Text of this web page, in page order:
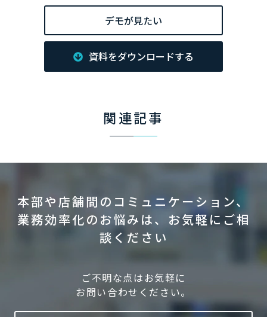
デモが見たい
資料をダウンロードする
関連記事
本部や店舗間のコミュニケーション、
業務効率化のお悩みは、お気軽にご相
談ください
ご不明な点はお気軽に
お問い合わせください。